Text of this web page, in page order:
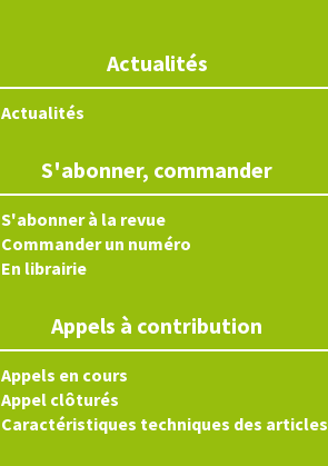
Actualités
Actualités
S'abonner, commander
S'abonner à la revue
Commander un numéro
En librairie
Appels à contribution
Appels en cours
Appel clôturés
Caractéristiques techniques des articles